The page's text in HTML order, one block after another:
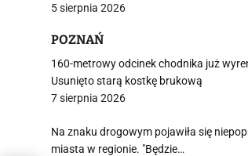
5 sierpnia 2026
POZNAŃ
160-metrowy odcinek chodnika już
Usunięto starą kostkę brukową
7 sierpnia 2026
Na znaku drogowym pojawiła się
miasta w regionie. "Będzie…